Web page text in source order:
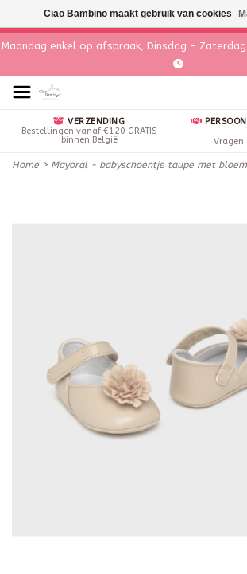
Maandag enkel op afspraak, Dinsdag -
VERZENDING
Bestellingen vanaf €120 GRATIS
binnen België
Vragen
Home > Mayoral - babyschoentje taupe met bloem
Ciao Bambino maakt gebruik van cookies